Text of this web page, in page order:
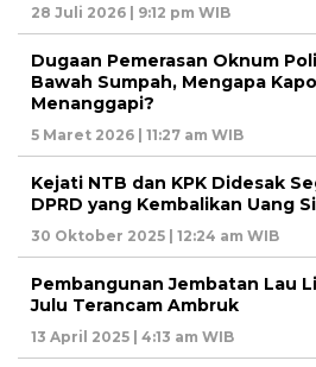
28 Juli 2026 | 9:12 pm WIB
Dugaan Pemerasan Oknum
Bawah Sumpah, Mengapa
Menanggapi?
5 Maret 2026 | 11:27 am WIB
Kejati NTB dan KPK Didesak
DPRD yang Kembalikan Uang
30 Oktober 2025 | 12:24 am WIB
Pembangunan Jembatan Lau
Julu Terancam Ambruk
13 April 2025 | 4:13 am WIB